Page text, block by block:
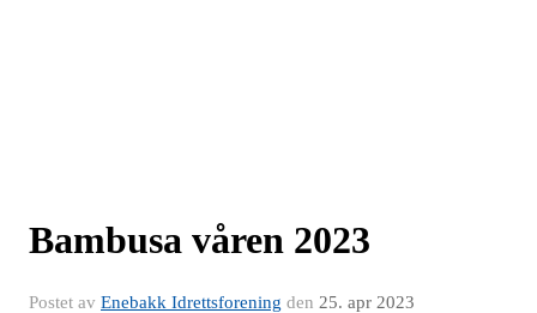
Bambusa våren 2023
Postet av Enebakk Idrettsforening den 25. apr 2023